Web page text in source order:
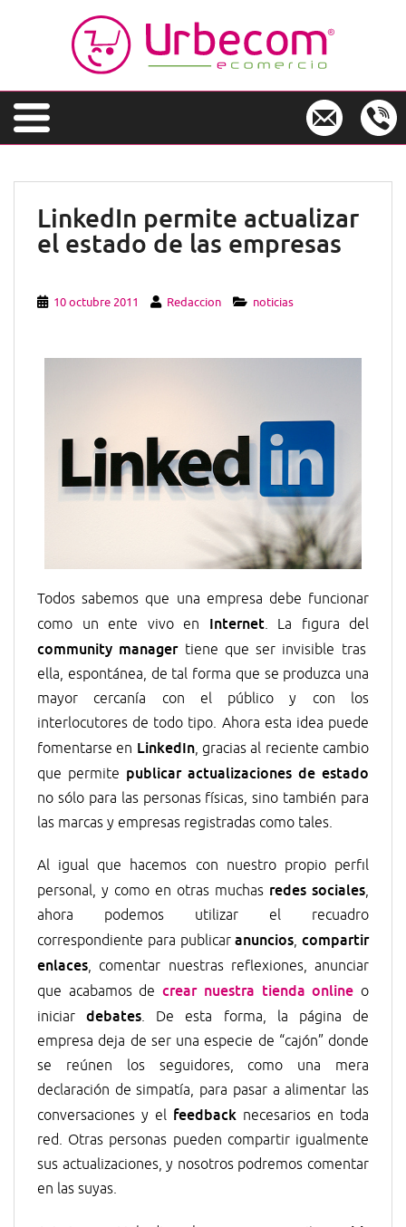
t
LinkedIn permite actualizar
el estado de las empresas
10 octubre 2011 Redaccion noticias
Todos sabemos que una empresa debe funcionar
como un ente vivo en Internet. La figura del
community managertiene que ser invisible tras
ella, espontánea, de tal forma que se produzca una
mayor cercanía con el público y con los
interlocutores de todo tipo. Ahora esta idea puede
fomentarse en LinkedIn, gracias al reciente cambio
que permite publicar actualizaciones de estado
no sólo para las personas físicas, sino también para
las marcas y empresas registradas como tales.
Al igual que hacemos con nuestro propio perfil
personal, y como en otras muchas redes sociales,
ahora podemos utilizar el recuadro
correspondiente para publicaranuncios, compartir
enlaces, comentar nuestras reflexiones, anunciar
que acabamos decrear nuestra tienda online o
iniciardebates. De esta forma, la página de
empresa deja de ser una especie de “cajón” donde
se reúnen los seguidores, como una mera
declaración de simpatía, para pasar a alimentar las
conversaciones y el feedback necesarios en toda
red. Otras personas pueden compartir igualmente
sus actualizaciones, y nosotros podremos comentar
en las suyas.